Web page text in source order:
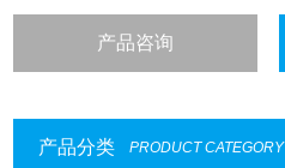
产品咨询
产品分类 PRODUCT CATEGORY